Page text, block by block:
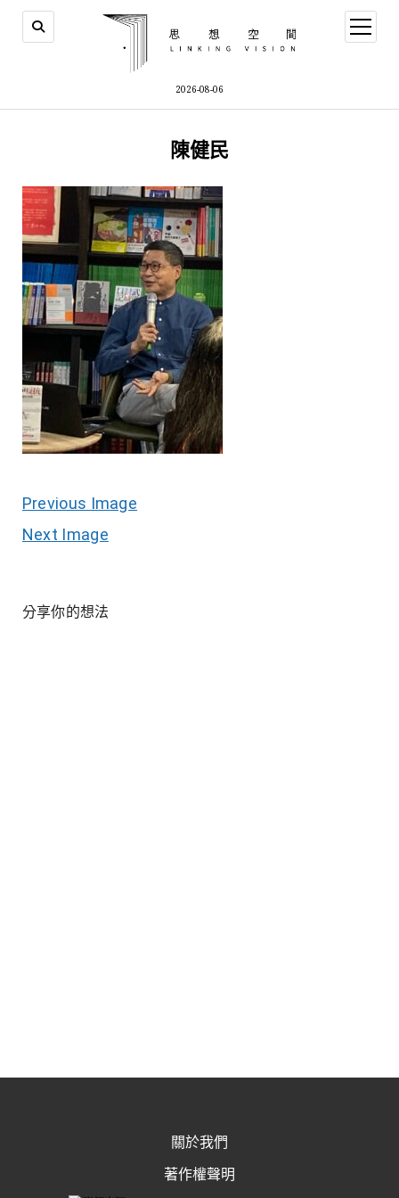
2026-08-06
open
menu
陳健民
Previous Image
Next Image
分享你的想法
關於我們
著作權聲明